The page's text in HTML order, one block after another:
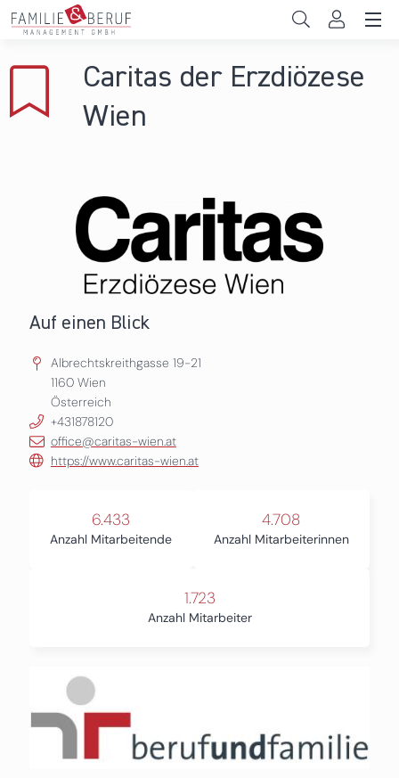
Direkt zum Inhalt
Gemeinden
Das sind wir
News & Events
Caritas der Erzdiözese
Wien
Auf einen Blick
Albrechtskreithgasse 19-21
1160 Wien
Österreich
+431878120
office@caritas-wien.at
https://www.caritas-wien.at
6.433
Anzahl Mitarbeitende
4.708
Anzahl Mitarbeiterinnen
1.723
Anzahl Mitarbeiter